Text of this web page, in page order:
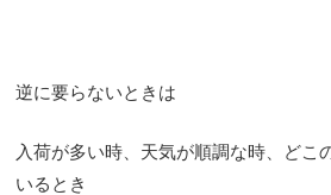
逆に要らないときは
入荷が多い時、天気が順調な時、どこ
いるとき